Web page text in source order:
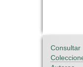
Consultar